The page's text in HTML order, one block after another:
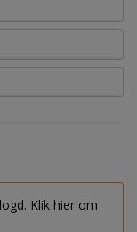
Klik hier om